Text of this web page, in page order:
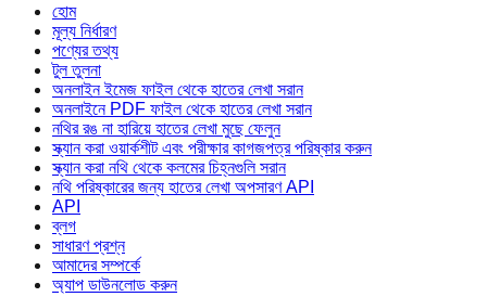
হোম
মূল্য নির্ধারণ
পণ্যের তথ্য
টুল তুলনা
অনলাইন ইমেজ ফাইল থেকে হাতের লেখা সরান
অনলাইনে PDF ফাইল থেকে হাতের লেখা সরান
নথির রঙ না হারিয়ে হাতের লেখা মুছে ফেলুন
স্ক্যান করা ওয়ার্কশীট এবং পরীক্ষার কাগজপত্র পরিষ্কার করুন
স্ক্যান করা নথি থেকে কলমের চিহ্নগুলি সরান
নথি পরিষ্কারের জন্য হাতের লেখা অপসারণ API
API
ব্লগ
সাধারণ প্রশ্ন
আমাদের সম্পর্কে
অ্যাপ ডাউনলোড করুন